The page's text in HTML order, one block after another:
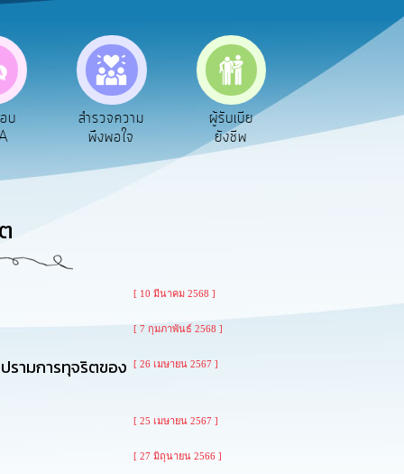
บ
สำรวจความ
พึงพอใจ
ผู้รับเบีย
ยังชีพ
ประเมินภาษี
ท้องถิ่น
[ 10 มีนาคม 2568 ]
[ 7 กุมภาพันธ์ 2568 ]
รามการทุจริตของ [ 26 เมษายน 2567 ]
[ 25 เมษายน 2567 ]
[ 27 มิถุนายน 2566 ]